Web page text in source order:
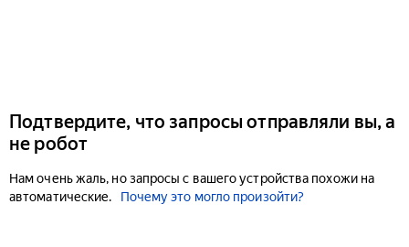
Подтвердите, что запросы отправляли вы, а
не робот
Нам очень жаль, но запросы с вашего устройства похожи на
автоматические.
Почему это могло произойти?